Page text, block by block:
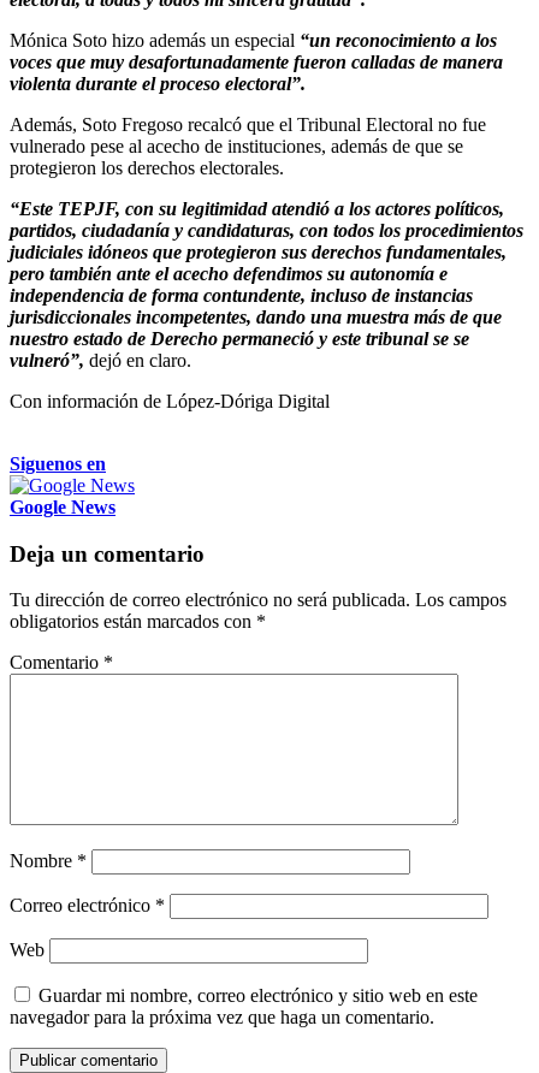
Mónica Soto hizo además un especial “un reconocimiento a los
voces que muy desafortunadamente fueron calladas de manera
violenta durante el proceso electoral”.
Además, Soto Fregoso recalcó que el Tribunal Electoral no fue
vulnerado pese al acecho de instituciones, además de que se
protegieron los derechos electorales.
“Este TEPJF, con su legitimidad atendió a los actores políticos,
partidos, ciudadanía y candidaturas, con todos los procedimientos
judiciales idóneos que protegieron sus derechos fundamentales,
pero también ante el acecho defendimos su autonomía e
independencia de forma contundente, incluso de instancias
jurisdiccionales incompetentes, dando una muestra más de que
nuestro estado de Derecho permaneció y este tribunal se se
vulneró”, dejó en claro.
Con información de López-Dóriga Digital
Siguenos en
Google News
Deja un comentario
Tu dirección de correo electrónico no será publicada. Los campos
obligatorios están marcados con *
Comentario *
Nombre *
Correo electrónico *
Web
Guardar mi nombre, correo electrónico y sitio web en este
navegador para la próxima vez que haga un comentario.